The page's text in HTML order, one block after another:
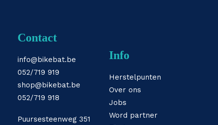
Contact
info@bikebat.be
052/719 919
shop@bikebat.be
052/719 918
Puursesteenweg 351
Info
Herstelpunten
Over ons
Jobs
Word partner